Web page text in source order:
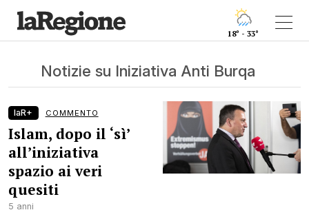
18° - 33°
Notizie su Iniziativa Anti Burqa
laR+ COMMENTO
Islam, dopo il ‘sì’
all’iniziativa
spazio ai veri
quesiti
5 anni